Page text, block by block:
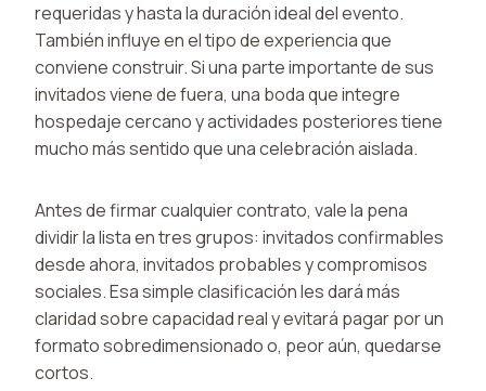
requeridas y hasta la duración ideal del evento.
También influye en el tipo de experiencia que
conviene construir. Si una parte importante de sus
invitados viene de fuera, una boda que integre
hospedaje cercano y actividades posteriores tiene
mucho más sentido que una celebración aislada.
Antes de firmar cualquier contrato, vale la pena
dividir la lista en tres grupos: invitados confirmables
desde ahora, invitados probables y compromisos
sociales. Esa simple clasificación les dará más
claridad sobre capacidad real y evitará pagar por un
formato sobredimensionado o, peor aún, quedarse
cortos.